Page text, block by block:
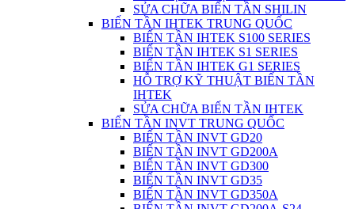
SỬA CHỮA BIẾN TẦN SHILIN
BIẾN TẦN IHTEK TRUNG QUỐC
BIẾN TẦN IHTEK S100 SERIES
BIẾN TẦN IHTEK S1 SERIES
BIẾN TẦN IHTEK G1 SERIES
HỖ TRỢ KỸ THUẬT BIẾN TẦN
IHTEK
SỬA CHỮA BIẾN TẦN IHTEK
BIẾN TẦN INVT TRUNG QUỐC
BIẾN TẦN INVT GD20
BIẾN TẦN INVT GD200A
BIẾN TẦN INVT GD300
BIẾN TẦN INVT GD35
BIẾN TẦN INVT GD350A